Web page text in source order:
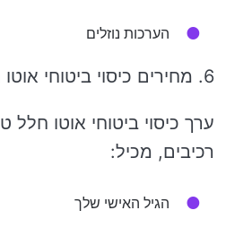
הערכות נוזלים
6. מחירים כיסוי ביטוחי אוטו חלל
ערך כיסוי ביטוחי אוטו
רכיבים, מכיל:
הגיל האישי שלך